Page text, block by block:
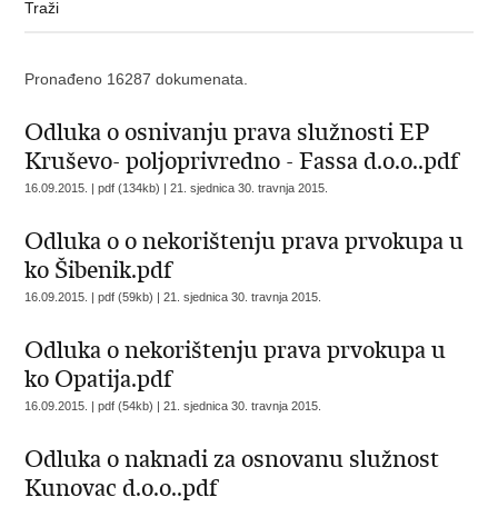
Pronađeno 16287 dokumenata.
Odluka o osnivanju prava služnosti EP
Kruševo- poljoprivredno - Fassa d.o.o..pdf
16.09.2015. | pdf (134kb) |21. sjednica 30. travnja 2015.
Odluka o o nekorištenju prava prvokupa u
ko Šibenik.pdf
16.09.2015. | pdf (59kb) |21. sjednica 30. travnja 2015.
Odluka o nekorištenju prava prvokupa u
ko Opatija.pdf
16.09.2015. | pdf (54kb) |21. sjednica 30. travnja 2015.
Odluka o naknadi za osnovanu služnost
Kunovac d.o.o..pdf